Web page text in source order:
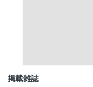
掲載雑誌